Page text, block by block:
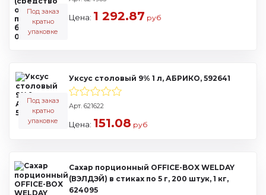
Под заказ
кратно
упаковке
Цена: 1 292.87 руб
Уксус столовый 9% 1 л, АБРИКО, 592641
Арт. 621622
Под заказ
кратно
упаковке
Цена: 151.08 руб
Сахар порционный OFFICE-BOX WELDAY
(ВЭЛДЭЙ) в стиках по 5 г, 200 штук, 1 кг,
624095